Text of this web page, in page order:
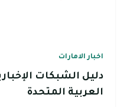
اخبار الامارات
دليل الشبكات
العربية المتحدة